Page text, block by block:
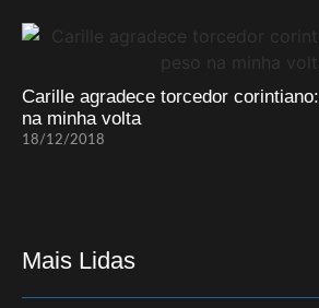
Carille agradece torcedor
na minha volta
18/12/2018
Mais Lidas